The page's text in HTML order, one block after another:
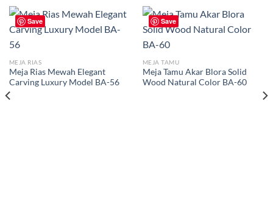
Save
MEJA RIAS
Meja Rias Mewah Elegant
Carving Luxury Model BA-56
Save
MEJA TAMU
Meja Tamu Akar Blora Solid
Wood Natural Color BA-60